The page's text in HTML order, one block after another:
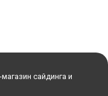
сайдинга и